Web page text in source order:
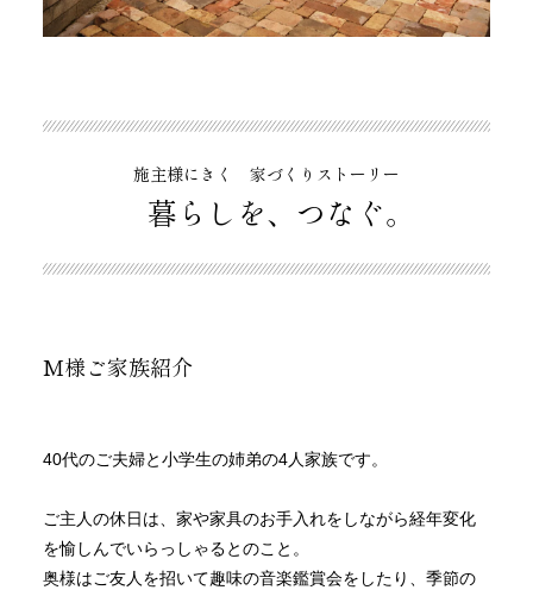
施主様にきく 家づくりストーリー
暮らしを、つなぐ。
M様ご家族紹介
40代のご夫婦と小学生の姉弟の4人家族です。
ご主人の休日は、家や家具のお手入れをしながら経年変化
を愉しんでいらっしゃるとのこと。
奥様はご友人を招いて趣味の音楽鑑賞会をしたり、季節の